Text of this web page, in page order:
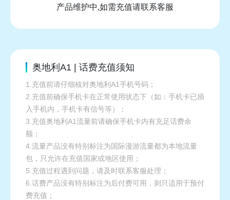
产品维护中,如需充值请联系客服
奥地利A1 | 话费充值须知
1.充值前请仔细核对奥地利A1手机号码；
2.充值前确保手机卡在正常使用状态下（如：手机卡已插
入手机内，手机卡有信号等）；
3.充值奥地利A1流量前请确保手机卡内有充足话费余
额；
4.流量产品没有特别标注为国际漫游流量都为本地流量
包，只允许在充值国家或地区使用；
5.充值过程遇到问题，请及时联系客服处理；
6.话费产品没有特别标注为后付费可用，则只适用于预付
费充值；